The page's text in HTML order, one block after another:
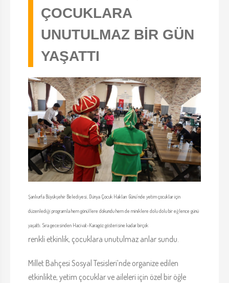
ÇOCUKLARA
UNUTULMAZ BİR GÜN
YAŞATTI
Şanlıurfa Büyükşehir Belediyesi, Dünya Çocuk Hakları Günü’nde yetim çocuklar için
düzenlediği programla hem gönüllere dokundu hem de miniklere dolu dolu bir eğlence günü
yaşattı. Sıra gecesinden Hacivat-Karagöz gösterisine kadar birçok
renkli etkinlik, çocuklara unutulmaz anlar sundu.
Millet Bahçesi Sosyal Tesisleri’nde organize edilen
etkinlikte, yetim çocuklar ve aileleri için özel bir öğle